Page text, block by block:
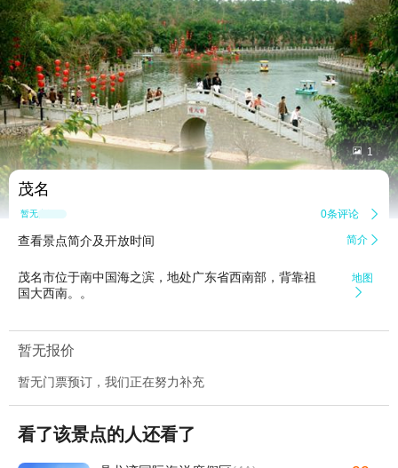
 1
茂名
暂无点评 0条评论 
查看景点简介及开放时间 简介 
茂名市位于南中国海之滨，地处广东省西南部，背靠祖
国大西南。。
地图

暂无报价
暂无门票预订，我们正在努力补充
看了该景点的人还看了
